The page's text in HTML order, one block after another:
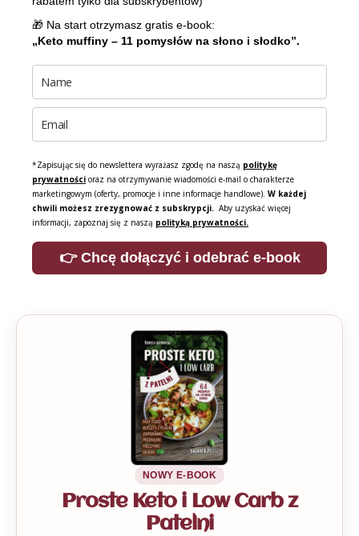
🎁 Na start otrzymasz gratis e-book:
„Keto muffiny – 11 pomysłów na słono i słodko”.
*Zapisując się do newslettera wyrażasz zgodę na naszą politykę
prywatności oraz na otrzymywanie wiadomości e-mail o charakterze
marketingowym (oferty, promocje i inne informacje handlowe). W każdej
chwili możesz zrezygnować z subskrypcji. Aby uzyskać więcej
informacji, zapoznaj się z naszą polityką prywatności.
👉 Chcę dołączyć i odebrać e-book
NOWY E-BOOK
Proste Keto i Low Carb z
Patelni